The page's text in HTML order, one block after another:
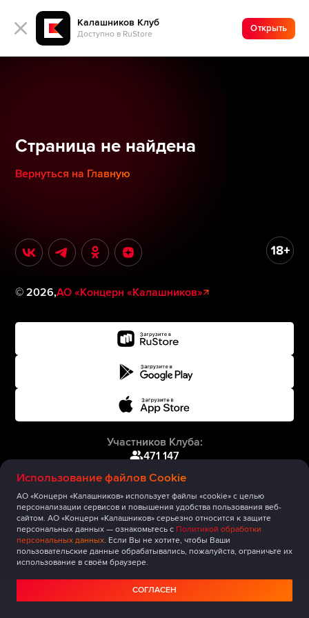
Калашников Клуб
Доступно в RuStore
Открыть
Использование файлов Cookie
АО «Концерн «Калашников» использует файлы «cookie» с целью
персонализации сервисов и повышения удобства пользования веб-
сайтом. АО «Концерн «Калашников» серьезно относится к защите
персональных данных — ознакомьтесь с Политикой обработки
персональных данных. Если Вы не хотите, чтобы Ваши
пользовательские данные обрабатывались, пожалуйста, ограничьте их
использование в своём браузере.
СОГЛАСЕН
Страница не найдена
Вернуться на Главную
©2026,АО «Концерн «Калашников»
Участников Клуба:
471 147